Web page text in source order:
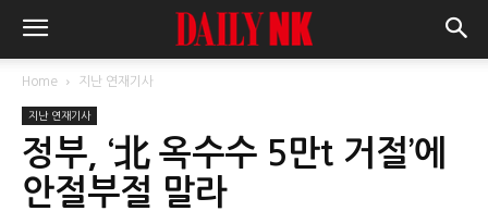
Home 지난 연재기사
지난 연재기사
정부, ‘北 옥수수 5만t 거절’에
안절부절 말라